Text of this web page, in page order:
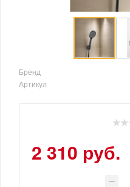
Бренд
Артикул
2 310 руб.